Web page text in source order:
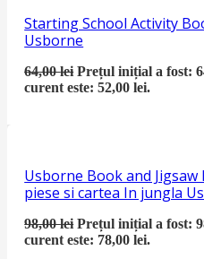
Starting School Activity
Usborne
64,00lei Prețul inițial a fost:
curent este: 52,00 lei.
Usborne Book and Jigsaw
piese si cartea In jungla
98,00lei Prețul inițial a fost:
curent este: 78,00 lei.